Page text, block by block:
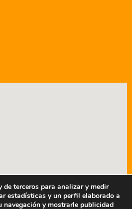
de terceros para analizar y medir
estadísticas y un perfil elaborado a
navegación y mostrarle publicidad